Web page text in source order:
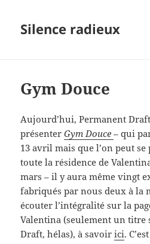
Silence radieux
Gym Douce
Aujourd’hui, Permanent
présenterGym Douce – qui
13 avril mais que l’on peut
toute la résidence de
mars – il y aura même vingt
fabriqués par nous deux à la
écouter l’intégralité sur la
Valentina (seulement un titre
Draft, hélas), à savoirici.